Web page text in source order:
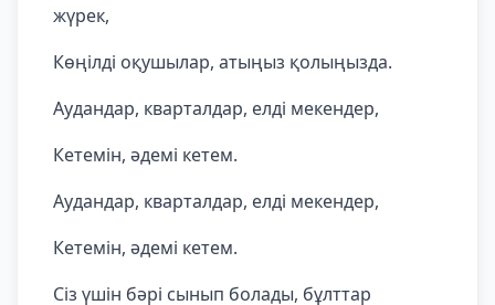
жүрек,
Көңілді оқушылар, атыңыз қолыңызда.
Аудандар, кварталдар, елді мекендер,
Кетемін, әдемі кетем.
Аудандар, кварталдар, елді мекендер,
Кетемін, әдемі кетем.
Сіз үшін бәрі сынып болады, бұлттар